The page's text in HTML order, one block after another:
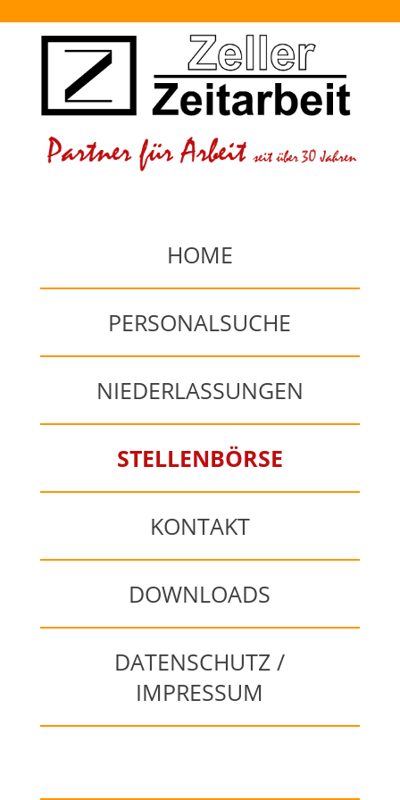
HOME
PERSONALSUCHE
NIEDERLASSUNGEN
STELLENBÖRSE
KONTAKT
DOWNLOADS
DATENSCHUTZ /
IMPRESSUM